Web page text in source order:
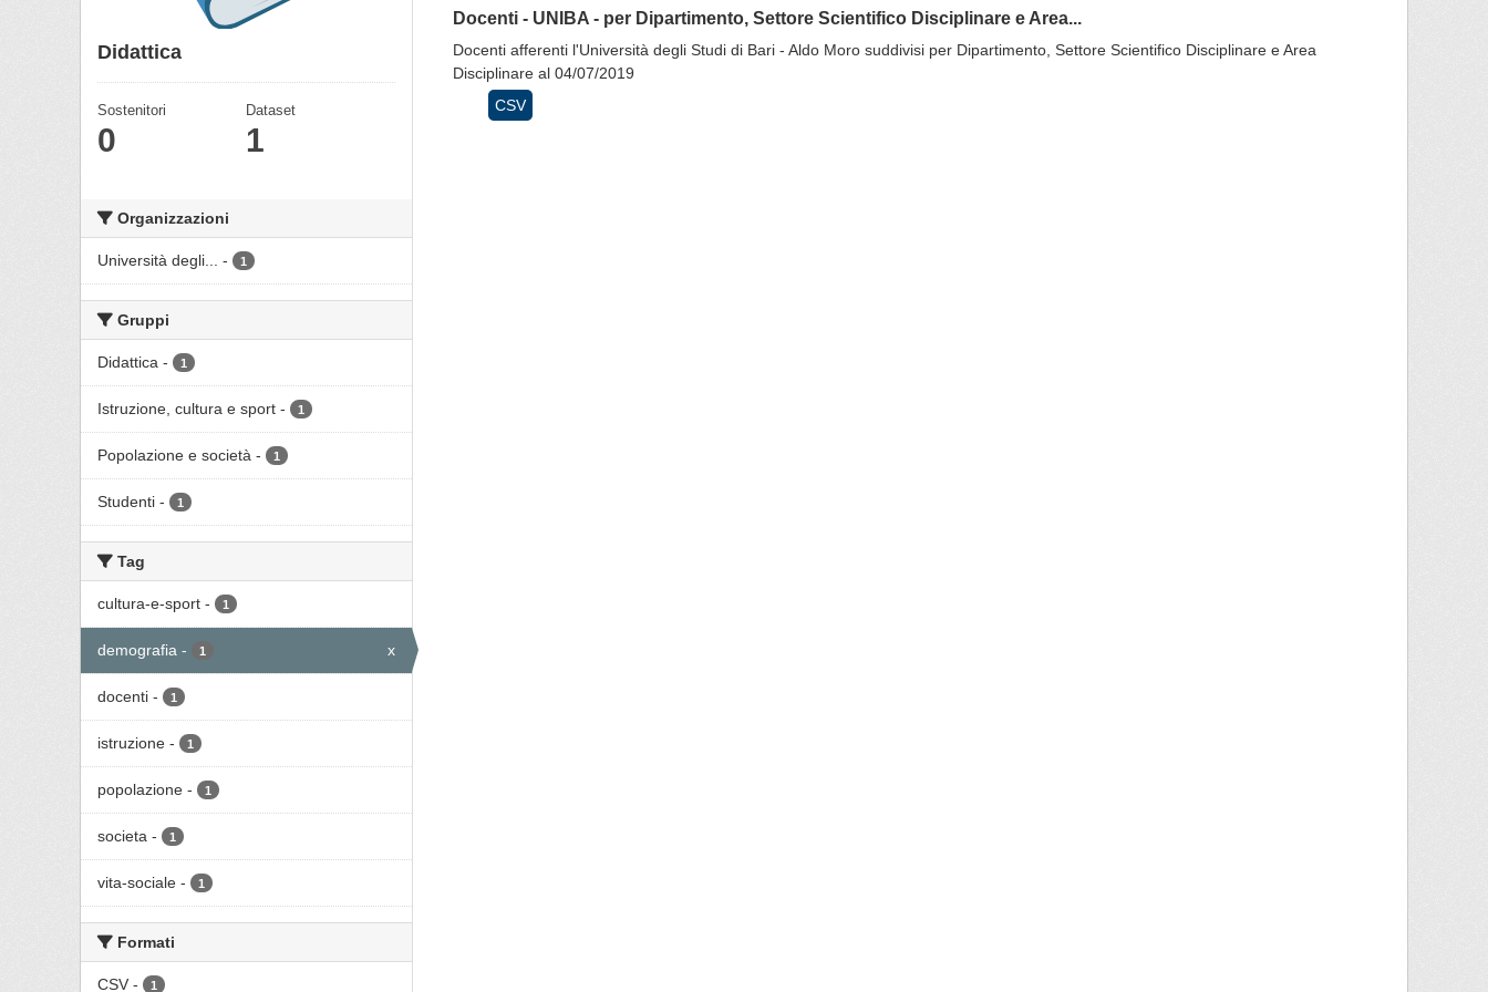
Didattica
Sostenitori
0
Dataset
1
Organizzazioni
Università degli... - 1
Gruppi
Didattica - 1
Istruzione, cultura e sport - 1
Popolazione e società - 1
Studenti - 1
Tag
cultura-e-sport - 1
demografia - 1 x
docenti - 1
istruzione - 1
popolazione - 1
societa - 1
vita-sociale - 1
Formati
CSV - 1
Docenti - UNIBA - per Dipartimento, Settore Scientifico Disciplinare e Area...
Docenti afferenti l'Università degli Studi di Bari - Aldo Moro suddivisi per Dipartimento, Settore Scientifico Disciplinare e Area
Disciplinare al 04/07/2019
CSV